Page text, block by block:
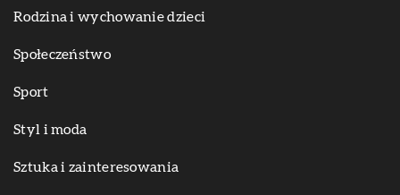
Rodzina i wychowanie dzieci
Społeczeństwo
Sport
Styl i moda
Sztuka i zainteresowania